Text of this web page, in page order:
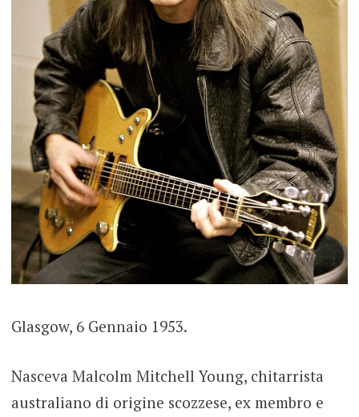
Glasgow, 6 Gennaio 1953.
Nasceva Malcolm Mitchell Young, chitarrista
australiano di origine scozzese, ex membro e